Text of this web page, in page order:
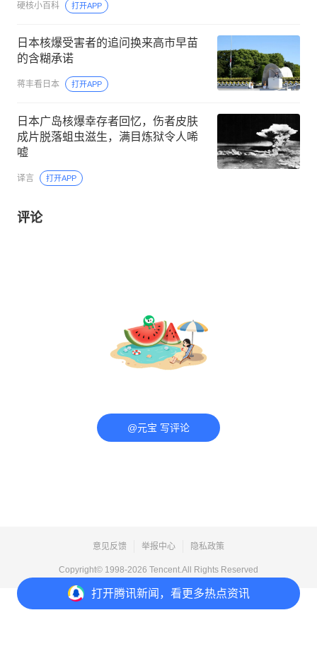
打开腾讯新闻，看更多热点资讯
硬核小百科 打开APP
日本核爆受害者的追问换来高市早苗
的含糊承诺
蒋丰看日本 打开APP
日本广岛核爆幸存者回忆，伤者皮肤
成片脱落蛆虫滋生，满目炼狱令人唏
嘘
译言 打开APP
评论
@元宝 写评论
意见反馈 举报中心 隐私政策
Copyright© 1998-2026 Tencent.All Rights Reserved